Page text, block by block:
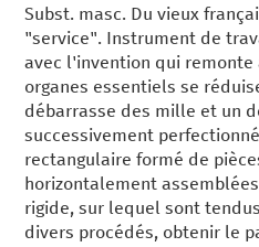
Subst. masc. Du vieux
"service". Instrument de
avec l'invention qui remonte
organes essentiels se
débarrasse des mille et un
successivement
rectangulaire formé de
horizontalement
rigide, sur lequel sont
divers procédés, obtenir le